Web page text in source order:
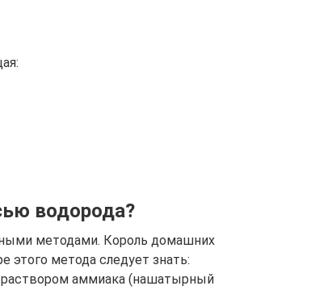
водорода?
методами. Король домашних
этого метода следует знать:
раствором аммиака (нашатырный